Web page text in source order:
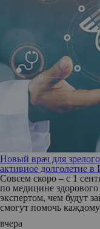
Новый врач для
активное долголетие в
Совсем скоро – с 1
по медицине здорового
экспертом, чем будут
смогут помочь
вчера